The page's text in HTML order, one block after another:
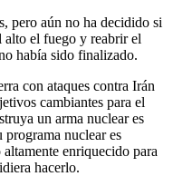
pero aún no ha decidido si
alto el fuego y reabrir el
había sido finalizado.
con ataques contra Irán
cambiantes para el
un arma nuclear es
nuclear es
enriquecido para
hacerlo.